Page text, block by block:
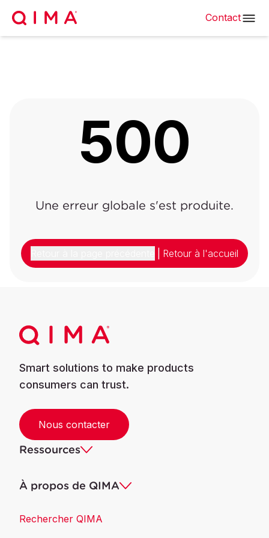
Contact
500
Une erreur globale s'est produite.
Retour à l'accueil
Smart solutions to make products
consumers can trust.
Nous contacter
Ressources
À propos de QIMA
Rechercher QIMA